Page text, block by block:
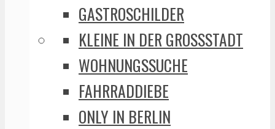
GASTROSCHILDER
KLEINE IN DER GROSSSTADT
WOHNUNGSSUCHE
FAHRRADDIEBE
ONLY IN BERLIN